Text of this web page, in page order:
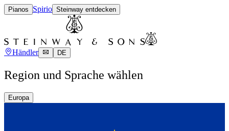
Pianos Spirio Steinway entdecken
Händler DE
Region und Sprache wählen
Europa